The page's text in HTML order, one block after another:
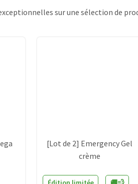
sur une sélection de
[Lot de 2] Emergency Gel
crème